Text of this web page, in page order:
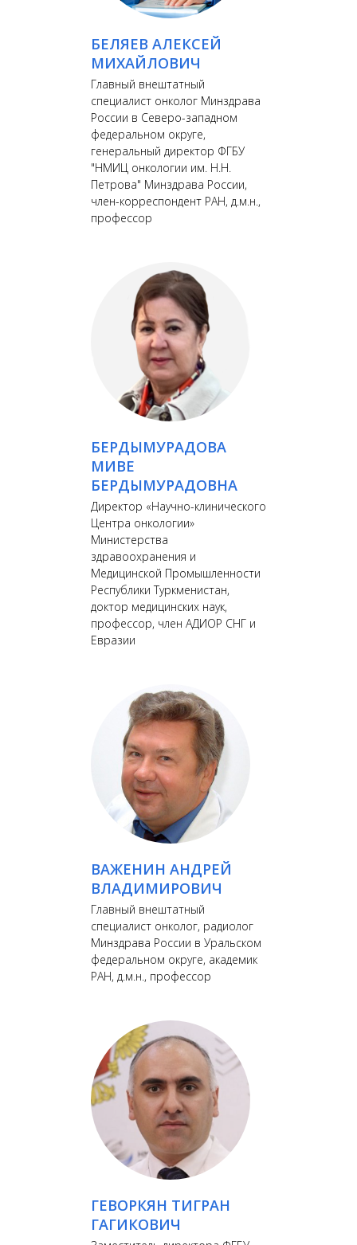
БЕЛЯЕВ АЛЕКСЕЙ
МИХАЙЛОВИЧ
Главный внештатный
специалист онколог Минздрава
России в Северо-западном
федеральном округе,
генеральный директор ФГБУ
"НМИЦ онкологии им. Н.Н.
Петрова" Минздрава России,
член-корреспондент РАН, д.м.н.,
профессор
БЕРДЫМУРАДОВА
МИВЕ
БЕРДЫМУРАДОВНА
Директор «Научно-клинического
Центра онкологии»
Министерства
здравоохранения и
Медицинской Промышленности
Республики Туркменистан,
доктор медицинских наук,
профессор, член АДИОР СНГ и
Евразии
ВАЖЕНИН АНДРЕЙ
ВЛАДИМИРОВИЧ
Главный внештатный
специалист онколог, радиолог
Минздрава России в Уральском
федеральном округе, академик
РАН, д.м.н., профессор
ГЕВОРКЯН ТИГРАН
ГАГИКОВИЧ